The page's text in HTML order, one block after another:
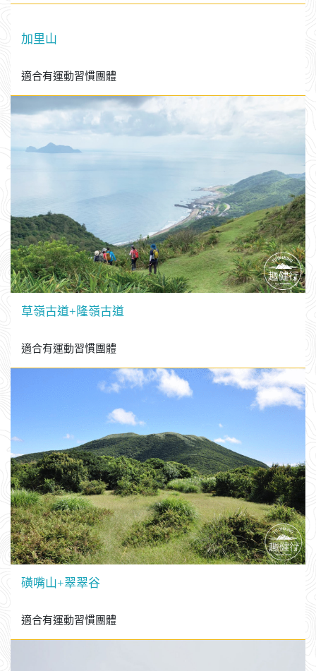
加里山
適合有運動習慣團體
草嶺古道+隆嶺古道
適合有運動習慣團體